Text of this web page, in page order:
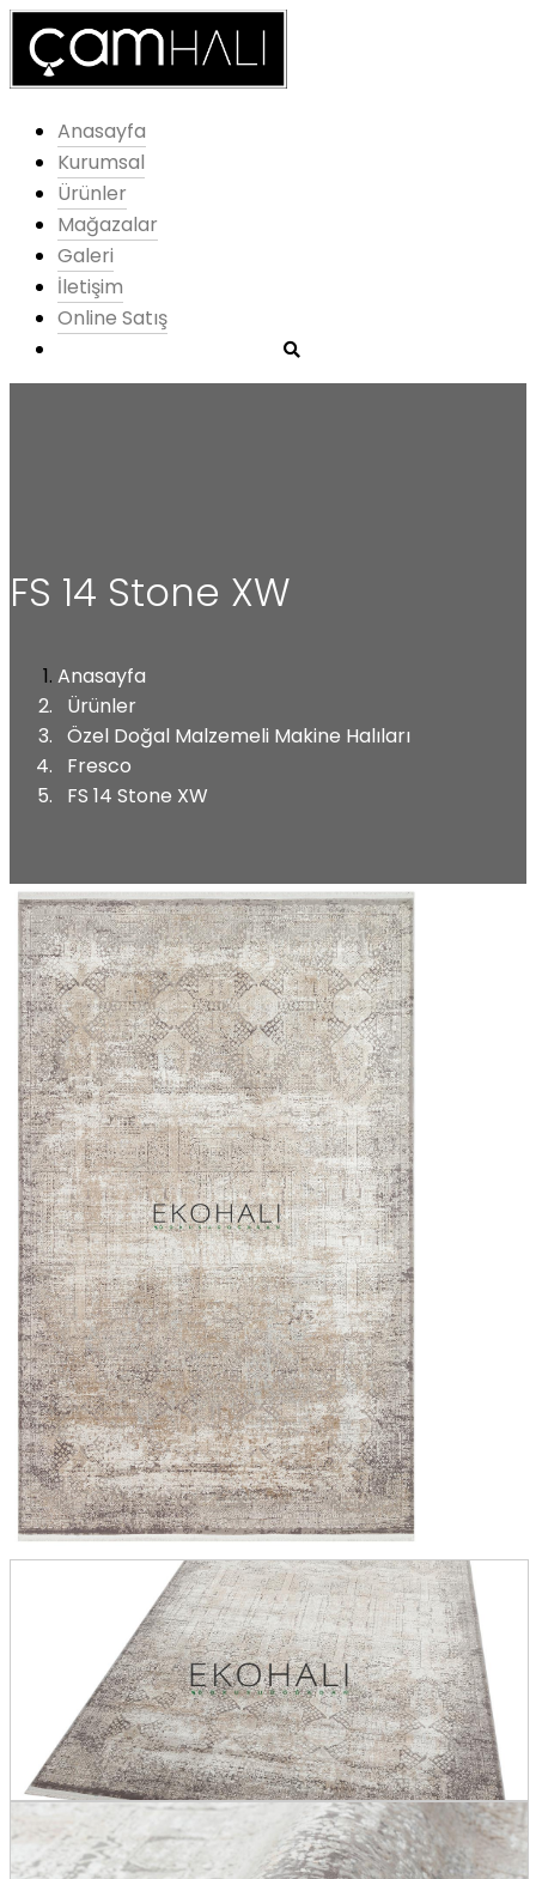
Anasayfa
Kurumsal
Ürünler
Mağazalar
Galeri
İletişim
Online Satış
FS 14 Stone XW
Anasayfa
Ürünler
Özel Doğal Malzemeli Makine Halıları
Fresco
FS 14 Stone XW